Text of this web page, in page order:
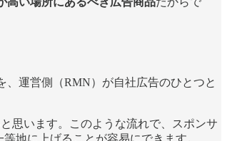
運営側（RMN）が自社広告のひとつと
思います。このような流れで、スポンサ
地に上げることが容易にできます。